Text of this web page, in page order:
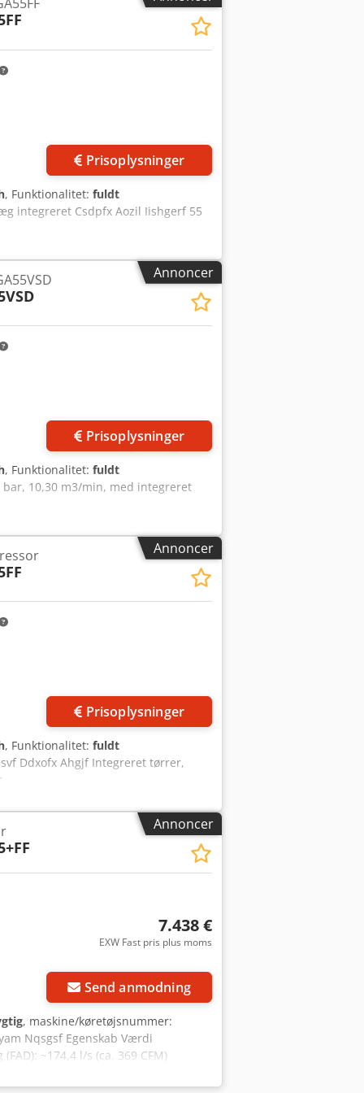
Prisoplysninger
, Funktionalitet: fuldt
integreret Csdpfx Aozil Iishgerf 55
Annoncer
Prisoplysninger
, Funktionalitet: fuldt
bar, 10,30 m3/min, med integreret
Annoncer
Prisoplysninger
, Funktionalitet: fuldt
Ddxofx Ahgjf Integreret tørrer,
Annoncer
Anmod om flere
7.438 €
EXW Fast pris plus moms
Send anmodning
, maskine/køretøjsnummer:
Nqsgsf Egenskab Værdi
~174,4 l/s (ca. 369 CFM)
tørrer: Ja (Full Feature "FF"
/ ingen belastning med